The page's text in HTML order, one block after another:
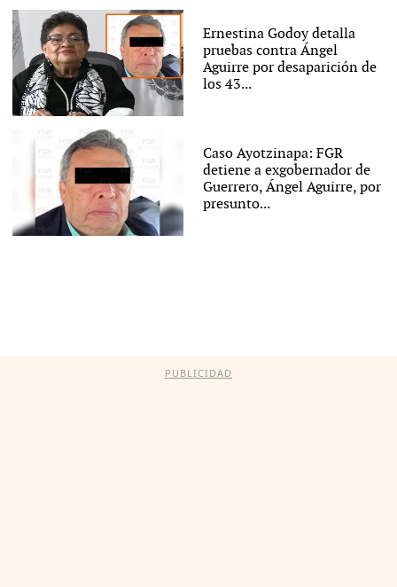
Ernestina Godoy detalla
pruebas contra Ángel
Aguirre por desaparición de
los 43...
Caso Ayotzinapa: FGR
detiene a exgobernador de
Guerrero, Ángel Aguirre, por
presunto...
PUBLICIDAD